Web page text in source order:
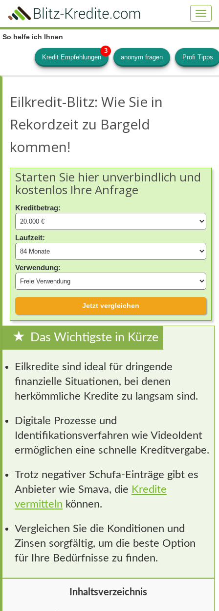
content
So helfe ich Ihnen
Kredit Empfehlungen anonym fragen Profi Tipps
Eilkredit-Blitz: Wie Sie in
Rekordzeit zu Bargeld
kommen!
Starten Sie hier unverbindlich und
kostenlos Ihre Anfrage
Kreditbetrag:
Laufzeit:
Verwendung:
Jetzt vergleichen
Das Wichtigste in Kürze
Eilkredite sind ideal für dringende
finanzielle Situationen, bei denen
herkömmliche Kredite zu langsam sind.
Digitale Prozesse und
Identifikationsverfahren wie VideoIdent
ermöglichen eine schnelle Kreditvergabe.
Trotz negativer Schufa-Einträge gibt es
Anbieter wie Smava, die Kredite
vermitteln können.
Vergleichen Sie die Konditionen und
Zinsen sorgfältig, um die beste Option
für Ihre Bedürfnisse zu finden.
Inhaltsverzeichnis